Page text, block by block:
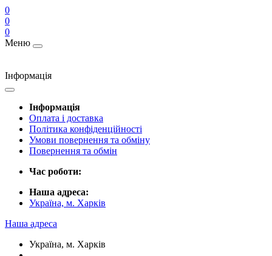
0
0
0
Меню
Інформація
Інформація
Оплата і доставка
Політика конфіденційності
Умови повернення та обміну
Повернення та обмін
Час роботи:
Наша адреса:
Україна, м. Харків
Наша адреса
Україна, м. Харків